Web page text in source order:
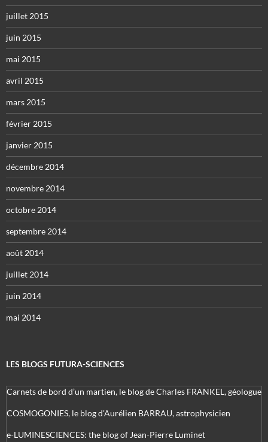
juillet 2015
juin 2015
mai 2015
avril 2015
mars 2015
février 2015
janvier 2015
décembre 2014
novembre 2014
octobre 2014
septembre 2014
août 2014
juillet 2014
juin 2014
mai 2014
LES BLOGS FUTURA-SCIENCES
Carnets de bord d’un martien, le blog de Charles FRANKEL, géologue
COSMOGONIES, le blog d'Aurélien BARRAU, astrophysicien
e-LUMINESCIENCES: the blog of Jean-Pierre Luminet